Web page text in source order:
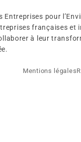
pour
françaises et
à leur
Mentions légales